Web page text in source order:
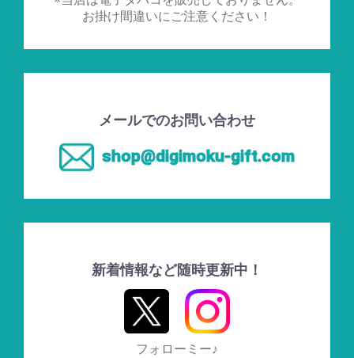
お掛け間違いにご注意ください！
メールでのお問い合わせ
shop@digimoku-gift.com
新着情報など随時更新中！
フォローミー♪